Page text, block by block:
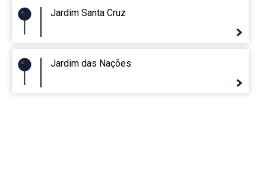
Jardim Santa Cruz
Jardim das Nações